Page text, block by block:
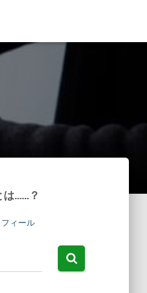
は……？
ィール